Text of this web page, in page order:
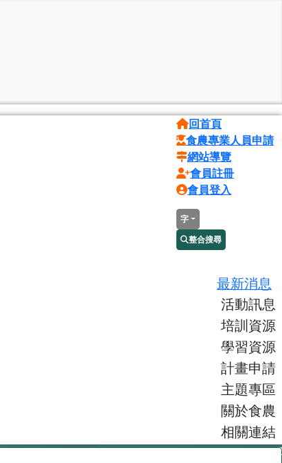
回首頁
食農專業人員申請
網站導覽
會員註冊
會員登入
字
整合搜尋
最新消息
活動訊息
培訓資源
學習資源
計畫申請
主題專區
關於食農
相關連結